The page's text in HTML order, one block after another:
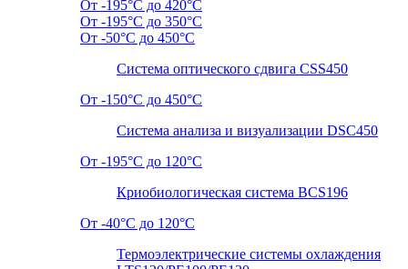
От -195°C до 420°C
От -195°C до 350°C
От -50°C до 450°C
Система оптического сдвига CSS450
От -150°C до 450°C
Система анализа и визуализации DSC450
От -195°C до 120°C
Криобиологическая система BCS196
От -40°C до 120°C
Термоэлектрические системы охлаждения